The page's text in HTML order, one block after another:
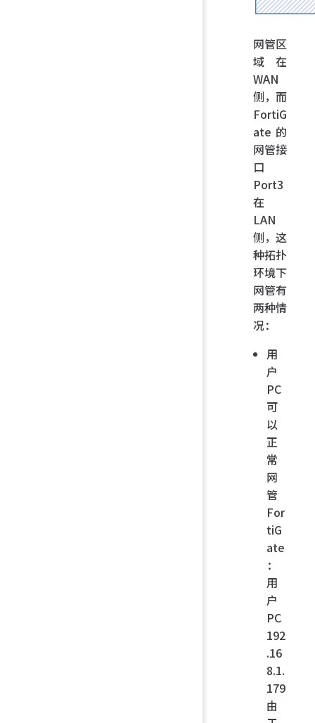
网管区
域在
WAN
侧，而
FortiG
ate 的
网管接
口
Port3
在
LAN
侧，这
种拓扑
环境下
网管有
两种情
况：
用
户
PC
可
以
正
常
网
管
For
tiG
ate
：
用
户
PC
192
.16
8.1.
179
由